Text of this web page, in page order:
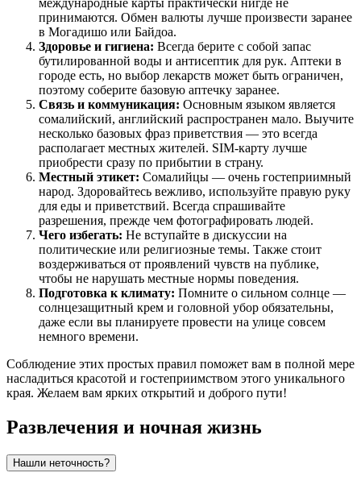
международные карты практически нигде не
принимаются. Обмен валюты лучше произвести заранее
в Могадишо или Байдоа.
Здоровье и гигиена: Всегда берите с собой запас
бутилированной воды и антисептик для рук. Аптеки в
городе есть, но выбор лекарств может быть ограничен,
поэтому соберите базовую аптечку заранее.
Связь и коммуникация: Основным языком является
сомалийский, английский распространен мало. Выучите
несколько базовых фраз приветствия — это всегда
располагает местных жителей. SIM-карту лучше
приобрести сразу по прибытии в страну.
Местный этикет: Сомалийцы — очень гостеприимный
народ. Здоровайтесь вежливо, используйте правую руку
для еды и приветствий. Всегда спрашивайте
разрешения, прежде чем фотографировать людей.
Чего избегать: Не вступайте в дискуссии на
политические или религиозные темы. Также стоит
воздерживаться от проявлений чувств на публике,
чтобы не нарушать местные нормы поведения.
Подготовка к климату: Помните о сильном солнце —
солнцезащитный крем и головной убор обязательны,
даже если вы планируете провести на улице совсем
немного времени.
Соблюдение этих простых правил поможет вам в полной мере
насладиться красотой и гостеприимством этого уникального
края. Желаем вам ярких открытий и доброго пути!
Развлечения и ночная жизнь
Нашли неточность?